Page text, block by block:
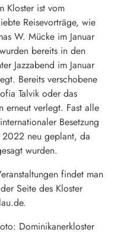
Kloster ist vom
Reisevorträge, wie
W. Mücke im Januar
bereits in den
Jazzabend im Januar
Bereits verschobene
Talvik oder das
erneut verlegt. Fast alle
Besetzung
neu geplant, da
wurden.
findet man
Seite des Kloster
Dominikanerkloster